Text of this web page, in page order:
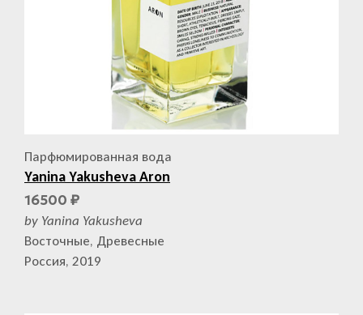
Парфюмированная вода
Yanina Yakusheva Aron
16500 ₽
by Yanina Yakusheva
Восточные, Древесные
Россия, 2019